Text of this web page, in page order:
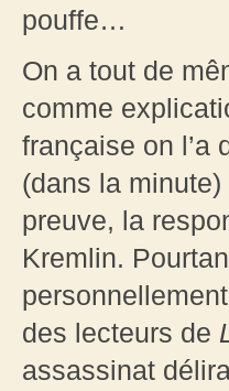
pouffe…
On a tout de
comme
française on l’a
(dans la
preuve, la
Kremlin.
des lecteurs de
assassinat